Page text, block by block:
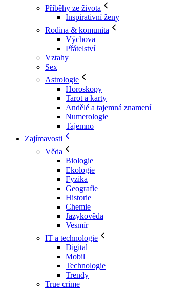
Příběhy ze života
Inspirativní ženy
Rodina & komunita
Výchova
Přátelství
Vztahy
Sex
Astrologie
Horoskopy
Tarot a karty
Andělé a tajemná znamení
Numerologie
Tajemno
Zajímavosti
Věda
Biologie
Ekologie
Fyzika
Geografie
Historie
Chemie
Jazykověda
Vesmír
IT a technologie
Digital
Mobil
Technologie
Trendy
True crime